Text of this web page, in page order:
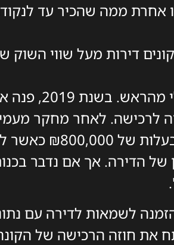
אחרת ממה שהכיר עד
דירות מעל שווי
הנה דוגמא למשל שעד
לרכישה. לאחר מחקר
שאנחנו יודעים לעשות,
הדירה. אך אם נדבר
לשמאות לדירה עם
את חוזה הרכישה של